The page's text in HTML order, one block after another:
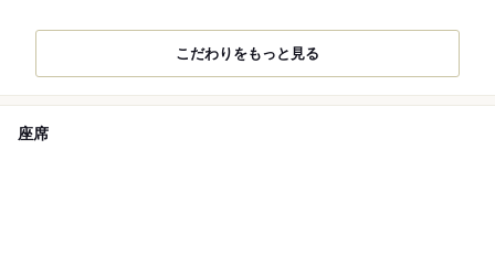
こだわりをもっと見る
座席